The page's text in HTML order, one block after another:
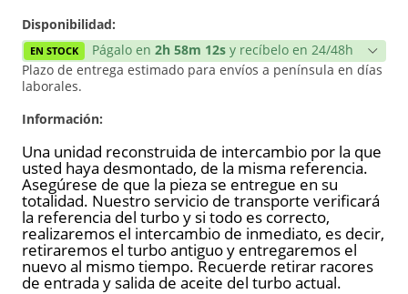
Reforzado
Disponibilidad:
EN STOCK Págalo en 2h 58m 12s y recíbelo en 24/48h
Plazo de entrega estimado para envíos a península en días
laborales.
Información:
Una unidad reconstruida de intercambio por la que
usted haya desmontado, de la misma referencia.
Asegúrese de que la pieza se entregue en su
totalidad. Nuestro servicio de transporte verificará
la referencia del turbo y si todo es correcto,
realizaremos el intercambio de inmediato, es decir,
retiraremos el turbo antiguo y entregaremos el
nuevo al mismo tiempo. Recuerde retirar racores
de entrada y salida de aceite del turbo actual.